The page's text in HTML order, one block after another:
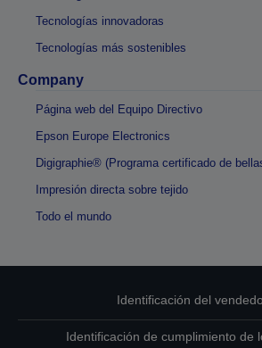
Tecnologías innovadoras
Tecnologías más sostenibles
Company
Página web del Equipo Directivo
Epson Europe Electronics
Digigraphie® (Programa certificado de
Impresión directa sobre tejido
Todo el mundo
Identificación del
Identificación de cumplimiento de